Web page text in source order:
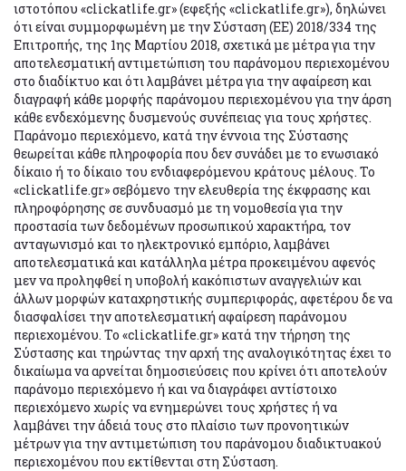
ιστοτόπου «clickatlife.gr» (εφεξής «clickatlife.gr»), δηλώνει
ότι είναι συμμορφωμένη με την Σύσταση (ΕΕ) 2018/334 της
Επιτροπής, της 1ης Μαρτίου 2018, σχετικά με μέτρα για την
αποτελεσματική αντιμετώπιση του παράνομου περιεχομένου
στο διαδίκτυο και ότι λαμβάνει μέτρα για την αφαίρεση και
διαγραφή κάθε μορφής παράνομου περιεχομένου για την άρση
κάθε ενδεχόμενης δυσμενούς συνέπειας για τους χρήστες.
Παράνομο περιεχόμενο, κατά την έννοια της Σύστασης
θεωρείται κάθε πληροφορία που δεν συνάδει με το ενωσιακό
δίκαιο ή το δίκαιο του ενδιαφερόμενου κράτους μέλους. Το
«clickatlife.gr» σεβόμενο την ελευθερία της έκφρασης και
πληροφόρησης σε συνδυασμό με τη νομοθεσία για την
προστασία των δεδομένων προσωπικού χαρακτήρα, τον
ανταγωνισμό και το ηλεκτρονικό εμπόριο, λαμβάνει
αποτελεσματικά και κατάλληλα μέτρα προκειμένου αφενός
μεν να προληφθεί η υποβολή κακόπιστων αναγγελιών και
άλλων μορφών καταχρηστικής συμπεριφοράς, αφετέρου δε να
διασφαλίσει την αποτελεσματική αφαίρεση παράνομου
περιεχομένου. Το «clickatlife.gr» κατά την τήρηση της
Σύστασης και τηρώντας την αρχή της αναλογικότητας έχει το
δικαίωμα να αρνείται δημοσιεύσεις που κρίνει ότι αποτελούν
παράνομο περιεχόμενο ή και να διαγράφει αντίστοιχο
περιεχόμενο χωρίς να ενημερώνει τους χρήστες ή να
λαμβάνει την άδειά τους στο πλαίσιο των προνοητικών
μέτρων για την αντιμετώπιση του παράνομου διαδικτυακού
περιεχομένου που εκτίθενται στη Σύσταση.